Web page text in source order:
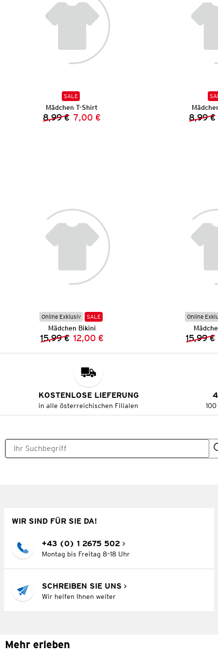
SALE
Mädchen T-Shirt
Vorheriger Preis:
8,99 € Neuer Preis:
7,00 € 8,99 €
Online Exklusiv SALE
Mädchen Bikini
Vorheriger Preis:
15,99 € Neuer Preis:
12,00 €
Online
15,99 €
KOSTENLOSE LIEFERUNG
in alle österreichischen Filialen
WIR SIND FÜR SIE DA!
+43 (0) 1 2675 502
Montag bis Freitag 8–18 Uhr
SCHREIBEN SIE UNS
Wir helfen Ihnen weiter
Mehr erleben